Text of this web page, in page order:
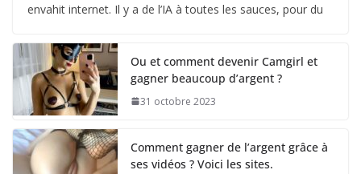
envahit internet. Il y a de l’IA à toutes les sauces, pour du
Ou et comment devenir Camgirl et
gagner beaucoup d’argent ?
31 octobre 2023
Comment gagner de l’argent grâce à
ses vidéos ? Voici les sites.